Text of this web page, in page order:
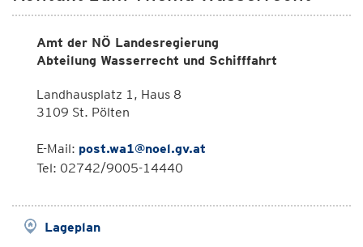
Amt der NÖ Landesregierung
Abteilung Wasserrecht und Schifffahrt
Landhausplatz 1, Haus 8
3109 St. Pölten
E-Mail: post.wa1@noel.gv.at
Tel: 02742/9005-14440
Lageplan